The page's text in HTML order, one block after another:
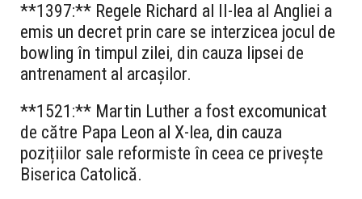
**1397:** Regele Richard al II-lea al Angliei a
emis un decret prin care se interzicea jocul de
bowling în timpul zilei, din cauza lipsei de
antrenament al arcașilor.
**1521:** Martin Luther a fost excomunicat
de către Papa Leon al X-lea, din cauza
pozițiilor sale reformiste în ceea ce privește
Biserica Catolică.